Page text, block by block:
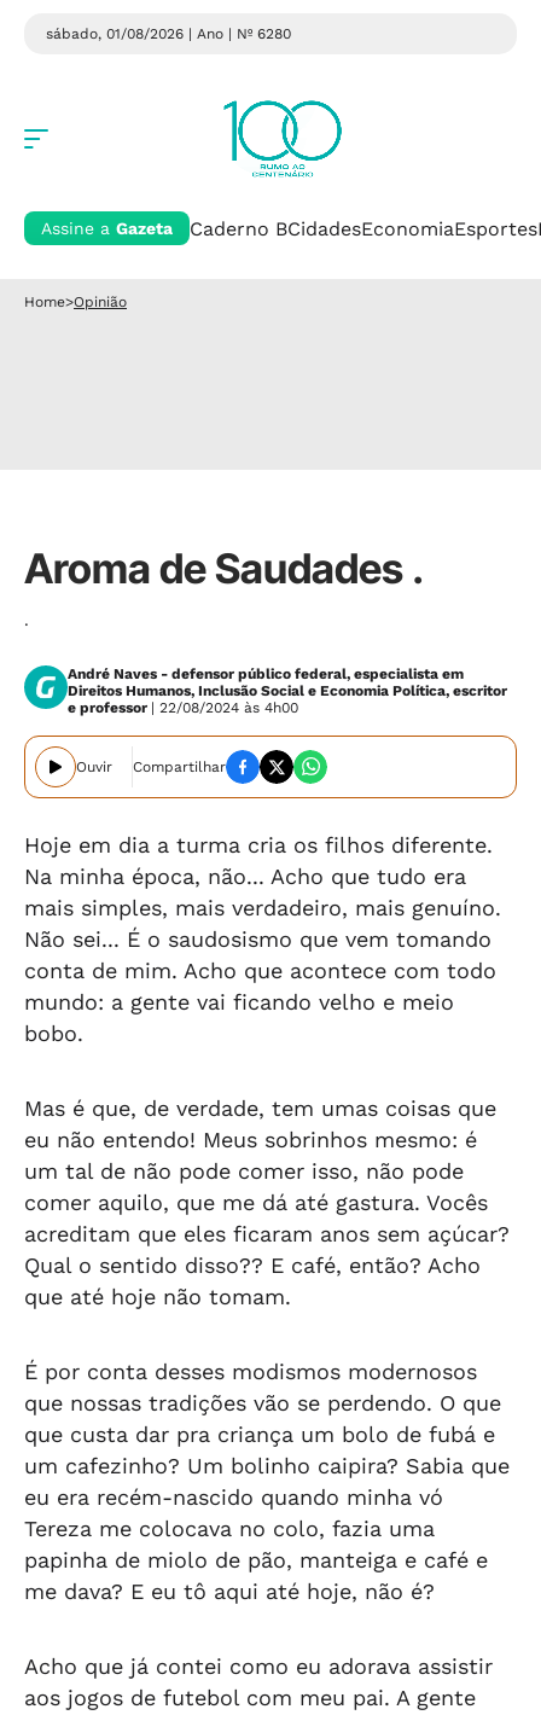
sábado, 01/08/2026 | Ano | Nº 6280
Assine a Gazeta Caderno BCidadesEconomiaEsportes
Home>Opinião
Aroma de Saudades .
.
André Naves - defensor público federal, especialista em
Direitos Humanos, Inclusão Social e Economia Política, escritor
e professor | 22/08/2024 às 4h00
Ouvir Compartilhar
Hoje em dia a turma cria os filhos diferente.
Na minha época, não... Acho que tudo era
mais simples, mais verdadeiro, mais genuíno.
Não sei... É o saudosismo que vem tomando
conta de mim. Acho que acontece com todo
mundo: a gente vai ficando velho e meio
bobo.
Mas é que, de verdade, tem umas coisas que
eu não entendo! Meus sobrinhos mesmo: é
um tal de não pode comer isso, não pode
comer aquilo, que me dá até gastura. Vocês
acreditam que eles ficaram anos sem açúcar?
Qual o sentido disso?? E café, então? Acho
que até hoje não tomam.
É por conta desses modismos modernosos
que nossas tradições vão se perdendo. O que
que custa dar pra criança um bolo de fubá e
um cafezinho? Um bolinho caipira? Sabia que
eu era recém-nascido quando minha vó
Tereza me colocava no colo, fazia uma
papinha de miolo de pão, manteiga e café e
me dava? E eu tô aqui até hoje, não é?
Acho que já contei como eu adorava assistir
aos jogos de futebol com meu pai. A gente